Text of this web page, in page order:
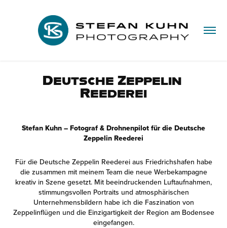
Deutsche Zeppelin
Reederei
Stefan Kuhn – Fotograf & Drohnenpilot für die Deutsche
Zeppelin Reederei
Für die Deutsche Zeppelin Reederei aus Friedrichshafen habe
die zusammen mit meinem Team die neue Werbekampagne
kreativ in Szene gesetzt. Mit beeindruckenden Luftaufnahmen,
stimmungsvollen Portraits und atmosphärischen
Unternehmensbildern habe ich die Faszination von
Zeppelinflügen und die Einzigartigkeit der Region am Bodensee
eingefangen.